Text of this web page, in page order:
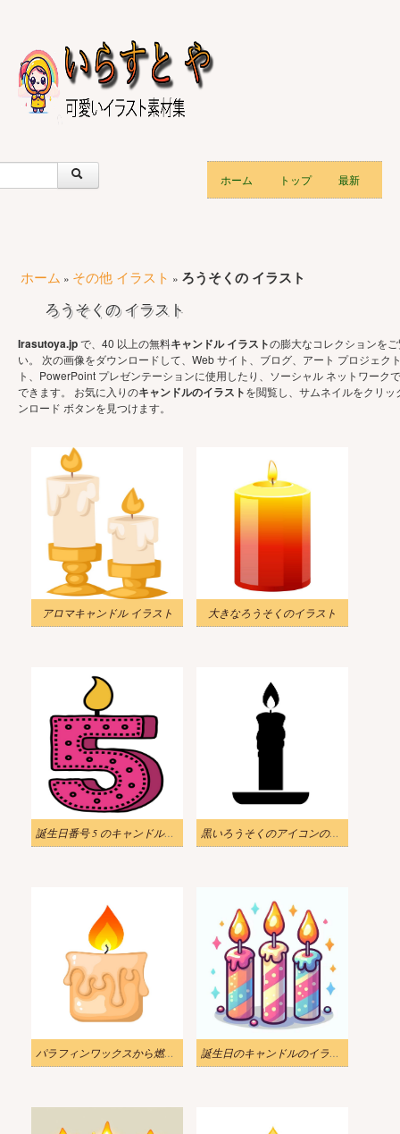
ホーム トップ 最新
ホーム » その他 イラスト » ろうそくの イラスト
ろうそくの イラスト
Irasutoya.jpで、40 以上の無料キャンドル イラストの膨大なコレクションを
い。 次の画像をダウンロードして、Web サイト、ブログ、アート プロジェク
ト、PowerPoint プレゼンテーションに使用したり、ソーシャル ネットワーク
できます。 お気に入りのキャンドルのイラストを閲覧し、サムネイルをクリッ
ンロード ボタンを見つけます。
アロマキャンドル イラスト 大きなろうそくのイラスト
誕生日番号 5 のキャンドルのイラスト 黒いろうそくのアイコンのイラスト
パラフィンワックスから燃えるキャンドルのイラスト 誕生日のキャンドルのイラスト